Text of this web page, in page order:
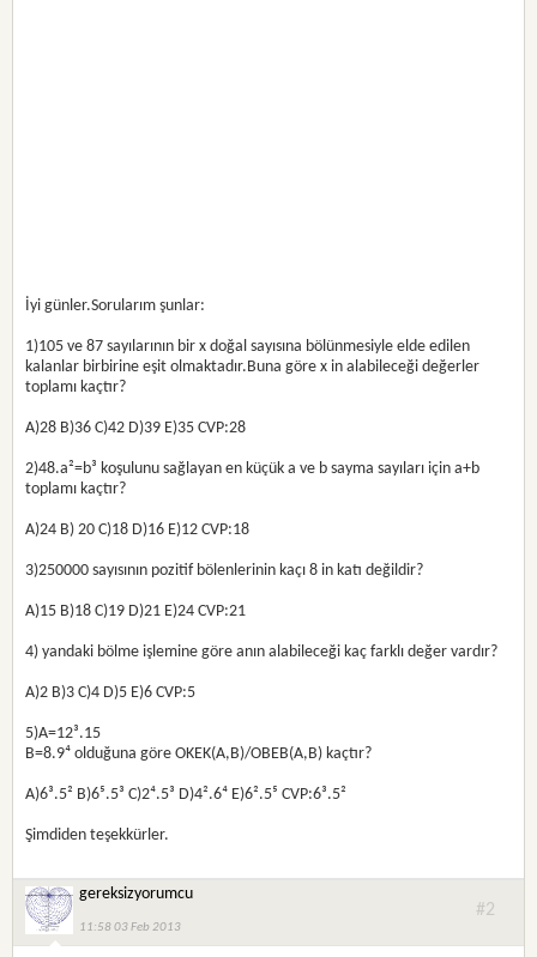
İyi günler.Sorularım şunlar:
1)105 ve 87 sayılarının bir x doğal sayısına bölünmesiyle elde edilen
kalanlar birbirine eşit olmaktadır.Buna göre x in alabileceği değerler
toplamı kaçtır?
A)28 B)36 C)42 D)39 E)35 CVP:28
2)48.a²=b³ koşulunu sağlayan en küçük a ve b sayma sayıları için a+b
toplamı kaçtır?
A)24 B) 20 C)18 D)16 E)12 CVP:18
3)250000 sayısının pozitif bölenlerinin kaçı 8 in katı değildir?
A)15 B)18 C)19 D)21 E)24 CVP:21
4) yandaki bölme işlemine göre anın alabileceği kaç farklı değer vardır?
A)2 B)3 C)4 D)5 E)6 CVP:5
5)A=12³.15
B=8.9⁴ olduğuna göre OKEK(A,B)/OBEB(A,B) kaçtır?
A)6³.5² B)6⁵.5³ C)2⁴.5³ D)4².6⁴ E)6².5⁵ CVP:6³.5²
Şimdiden teşekkürler.
gereksizyorumcu
11:58 03 Feb 2013
#2